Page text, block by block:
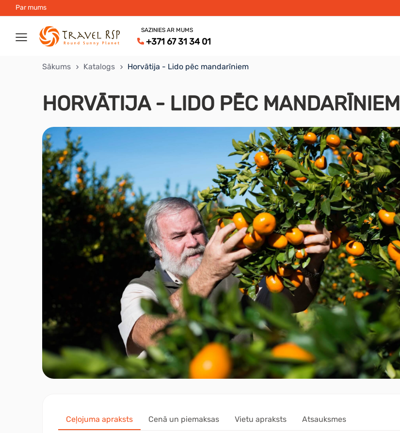
Par mums
SAZINIES AR MUMS
+371 67 31 34 01
Sākums Katalogs Horvātija - Lido pēc mandarīniem
HORVĀTIJA - LIDO PĒC MANDARĪNIEM
Ceļojuma apraksts Cenā un piemaksas Vietu apraksts Atsauksmes